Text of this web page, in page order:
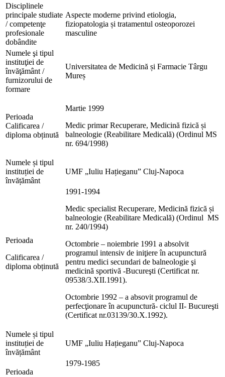
Disciplinele
principale studiate
/ competenţe
profesionale
dobândite
Aspecte moderne privind etiologia,
fiziopatologia și tratamentul osteoporozei
masculine
Numele şi tipul
instituţiei de
învăţământ /
furnizorului de
formare
Universitatea de Medicină și Farmacie Târgu
Mureș
Perioada
Calificarea /
diploma obținută
Martie 1999
Medic primar Recuperare, Medicină fizică și
balneologie (Reabilitare Medicală) (Ordinul MS
nr. 694/1998)
Numele și tipul
instituției de
învățământ
UMF „Iuliu Hațieganu” Cluj-Napoca
Perioada
Calificarea /
diploma obținută
1991-1994
Medic specialist Recuperare, Medicină fizică și
balneologie (Reabilitare Medicală) (Ordinul MS
nr. 240/1994)
Octombrie – noiembrie 1991 a absolvit
programul intensiv de iniţiere în acupunctură
pentru medici secundari de balneologie şi
medicină sportivă -Bucureşti (Certificat nr.
09538/3.XII.1991).
Octombrie 1992 – a absovit programul de
perfecţionare în acupunctură- ciclul II- Bucureşti
(Certificat nr.03139/30.X.1992).
Numele și tipul
instituției de
învățământ
UMF „Iuliu Hațieganu” Cluj-Napoca
Perioada
1979-1985